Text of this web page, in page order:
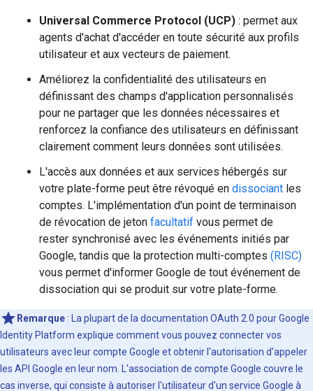
Universal Commerce Protocol (UCP) : permet aux
agents d'achat d'accéder en toute sécurité aux profils
utilisateur et aux vecteurs de paiement.
Améliorez la confidentialité des utilisateurs en
définissant des champs d'application personnalisés
pour ne partager que les données nécessaires et
renforcez la confiance des utilisateurs en définissant
clairement comment leurs données sont utilisées.
L'accès aux données et aux services hébergés sur
votre plate-forme peut être révoqué en dissociant les
comptes. L'implémentation d'un point de terminaison
de révocation de jeton facultatif vous permet de
rester synchronisé avec les événements initiés par
Google, tandis que la protection multi-comptes (RISC)
vous permet d'informer Google de tout événement de
dissociation qui se produit sur votre plate-forme.
Remarque : La plupart de la documentation OAuth 2.0 pour Google
Identity Platform explique comment vous pouvez connecter vos
utilisateurs avec leur compte Google et obtenir l'autorisation d'appeler
les API Google en leur nom. L'association de compte Google couvre le
cas inverse, qui consiste à autoriser l'utilisateur d'un service Google à